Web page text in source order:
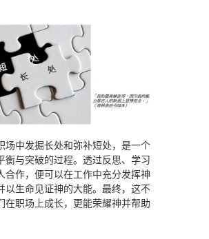
场中发掘长处和弥补短处，是一个
衡与突破的过程。透过反思、学习
合作，便可以在工作中充分发挥神
以生命见证神的大能。最终，这不
在职场上成长，更能荣耀神并帮助